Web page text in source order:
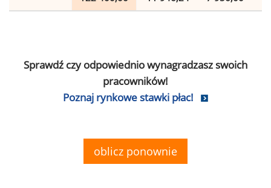
Sprawdź czy odpowiednio wynagradzasz swoich
pracowników!
Poznaj rynkowe stawki płac!
oblicz ponownie